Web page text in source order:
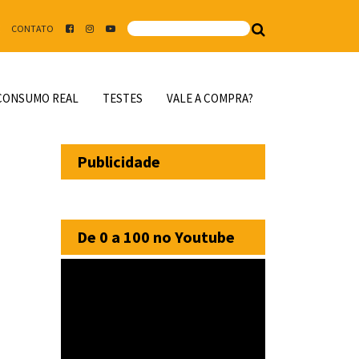
CONTATO
REAL TESTES VALE A COMPRA?
Publicidade
De 0 a 100 no Youtube